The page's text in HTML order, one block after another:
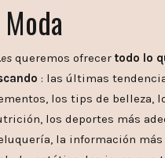
queremos ofrecer todo lo
: las últimas
los tips de belleza,
los deportes más
la información más